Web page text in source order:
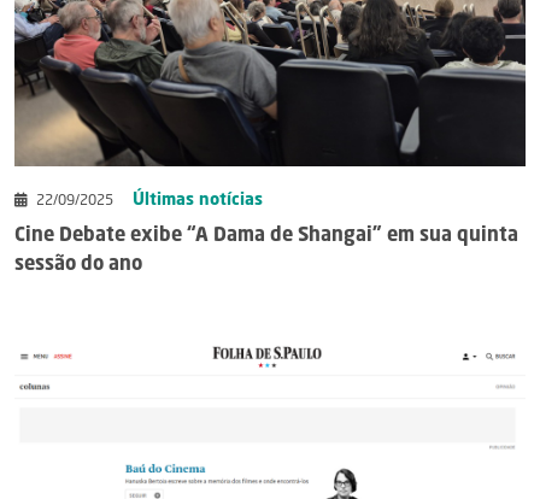
22/09/2025 Últimas notícias
Cine Debate exibe “A Dama de Shangai” em sua quinta
sessão do ano